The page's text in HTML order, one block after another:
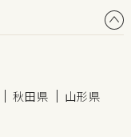
秋田県
山形県